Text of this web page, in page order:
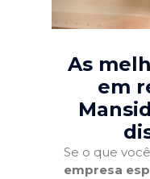
As
em
Se o que
empresa